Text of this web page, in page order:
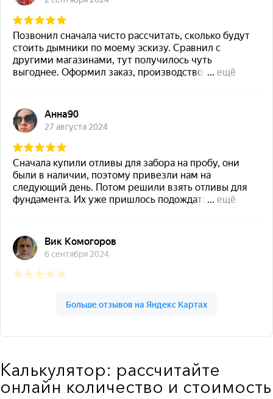
Калькулятор: рассчитайте
онлайн количество и стоимость